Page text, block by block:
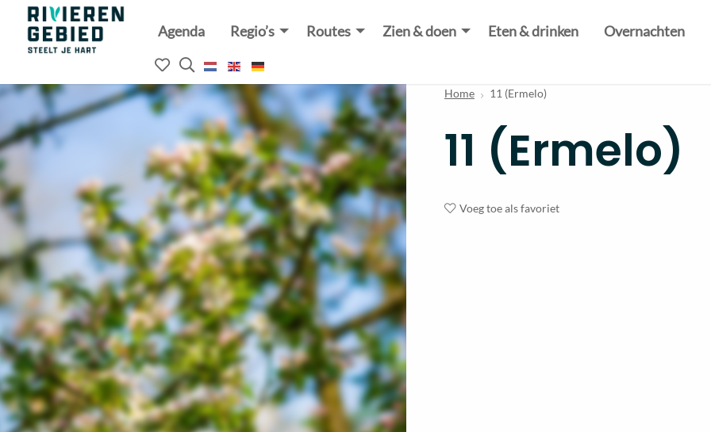
Rivierenland
website
Agenda Regio’s Routes Zien & doen Eten & drinken Overnachten
Mijn
favorieten
Open
het
zoekveld
Home 11 (Ermelo)
11 (Ermelo)
Voeg toe als favoriet